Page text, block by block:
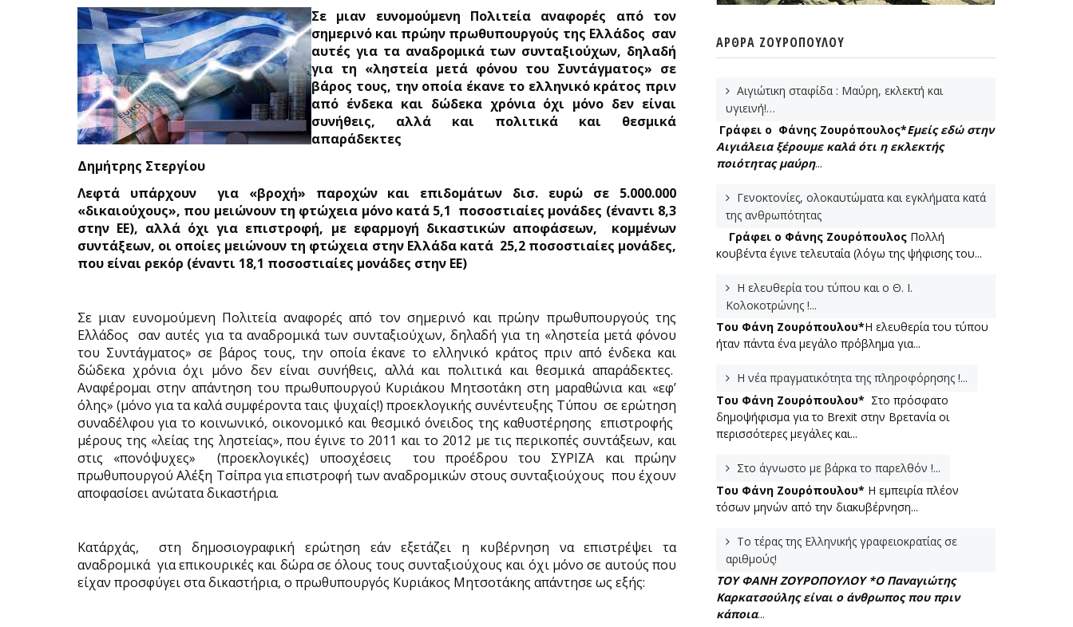
Σε μιαν ευνομούμενη Πολιτεία αναφορές από τον
σημερινό και πρώην πρωθυπουργούς της Ελλάδος σαν
αυτές για τα αναδρομικά των συνταξιούχων, δηλαδή
για τη «ληστεία μετά φόνου του Συντάγματος» σε
βάρος τους, την οποία έκανε το ελληνικό κράτος πριν
από ένδεκα και δώδεκα χρόνια όχι μόνο δεν είναι
συνήθεις, αλλά και πολιτικά και θεσμικά
απαράδεκτες
Δημήτρης Στεργίου
Λεφτά υπάρχουν
για «βροχή» παροχών και επιδομάτων δισ. ευρώ σε 5.000.000
«δικαιούχους», που μειώνουν τη φτώχεια μόνο κατά 5,1 ποσοστιαίες μονάδες (έναντι 8,3
στην ΕΕ), αλλά όχι για επιστροφή, με εφαρμογή δικαστικών αποφάσεων,
κομμένων
συντάξεων, οι οποίες μειώνουν τη φτώχεια στην Ελλάδα κατά 25,2 ποσοστιαίες μονάδες,
που είναι ρεκόρ (έναντι 18,1 ποσοστιαίες μονάδες στην ΕΕ)
Σε μιαν ευνομούμενη Πολιτεία αναφορές από τον σημερινό και πρώην πρωθυπουργούς της
Ελλάδος
σαν αυτές για τα αναδρομικά των συνταξιούχων, δηλαδή για τη «ληστεία μετά φόνου
του Συντάγματος» σε βάρος τους, την οποία έκανε το ελληνικό κράτος πριν από ένδεκα και
δώδεκα χρόνια όχι μόνο δεν είναι συνήθεις, αλλά και πολιτικά και θεσμικά απαράδεκτες.
Αναφέρομαι στην απάντηση του πρωθυπουργού Κυριάκου Μητσοτάκη στη μαραθώνια και «εφ’
όλης» (μόνο για τα καλά συμφέροντα ταις ψυχαίς!) προεκλογικής συνέντευξης Τύπου σε ερώτηση
συναδέλφου για το κοινωνικό, οικονομικό και θεσμικό όνειδος της καθυστέρησης επιστροφής
μέρους της «λείας της ληστείας», που έγινε το 2011 και το 2012 με τις περικοπές συντάξεων, και
στις «πονόψυχες»
(προεκλογικές) υποσχέσεις
του προέδρου του ΣΥΡΙΖΑ και πρώην
πρωθυπουργού Αλέξη Τσίπρα για επιστροφή των αναδρομικών στους συνταξιούχους που έχουν
αποφασίσει ανώτατα δικαστήρια.
Κατ΄αρχάς,
στη δημοσιογραφική ερώτηση εάν εξετάζει η κυβέρνηση να επιστρέψει τα
αναδρομικά για επικουρικές και δώρα σε όλους τους συνταξιούχους και όχι μόνο σε αυτούς που
είχαν προσφύγει στα δικαστήρια, ο πρωθυπουργός Κυριάκος Μητσοτάκης απάντησε ως εξής:
ΆΡΘΡΑ ΖΟΥΡΌΠΟΥΛΟΥ
Αιγιώτικη σταφίδα : Μαύρη, εκλεκτή και
υγιεινή!…
Γράφει ο Φάνης Ζουρόπουλος*Εμείς εδώ στην
Αιγιάλεια ξέρουμε καλά ότι η εκλεκτής
ποιότητας μαύρη...
Γενοκτονίες, ολοκαυτώματα και εγκλήματα κατά
της ανθρωπότητας
Γράφει ο Φάνης Ζουρόπουλος Πολλή
κουβέντα έγινε τελευταία (λόγω της ψήφισης του...
Η ελευθερία του τύπου και ο Θ. Ι.
Κολοκοτρώνης !...
Του Φάνη Ζουρόπουλου*Η ελευθερία του τύπου
ήταν πάντα ένα μεγάλο πρόβλημα για...
Η νέα πραγματικότητα της πληροφόρησης !...
Του Φάνη Ζουρόπουλου* Στο πρόσφατο
δημοψήφισμα για το Brexit στην Βρετανία οι
περισσότερες μεγάλες και...
Στο άγνωστο με βάρκα το παρελθόν !...
Του Φάνη Ζουρόπουλου* Η εμπειρία πλέον
τόσων μηνών από την διακυβέρνηση...
Το τέρας της Ελληνικής γραφειοκρατίας σε
αριθμούς!
ΤΟΥ ΦΑΝΗ ΖΟΥΡΟΠΟΥΛΟΥ *Ο Παναγιώτης
Καρκατσούλης είναι ο άνθρωπος που πριν
κάποια...